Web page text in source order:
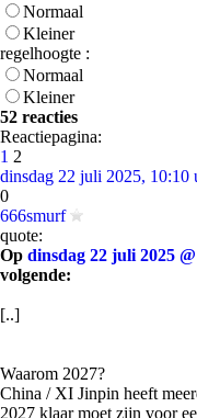
Normaal
Kleiner
regelhoogte :
Normaal
Kleiner
52 reacties
Reactiepagina:
1 2
dinsdag 22 juli 2025, 10:10
0
666smurf
quote:
Op dinsdag 22 juli 2025
volgende:
[..]
Waarom 2027?
China / XI Jinpin heeft
2027 klaar moet zijn voor